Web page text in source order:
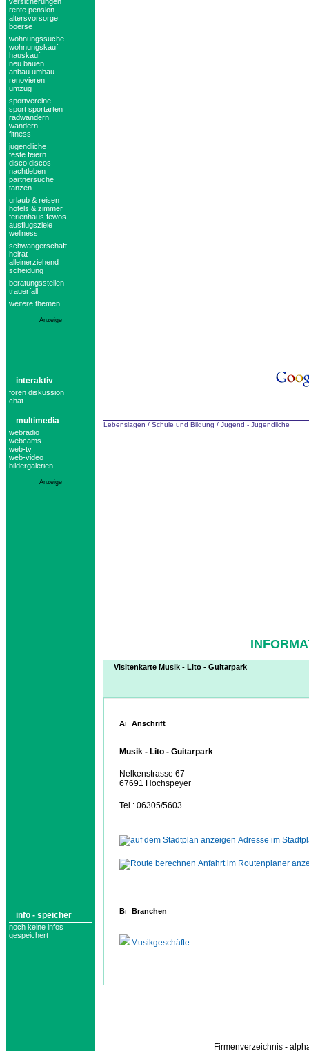
rente pension
altersvorsorge
boerse
wohnungssuche
wohnungskauf
hauskauf
neu bauen
anbau umbau
renovieren
umzug
sportvereine
sport sportarten
radwandern
wandern
fitness
jugendliche
feste feiern
disco discos
nachtleben
partnersuche
tanzen
urlaub & reisen
hotels & zimmer
ferienhaus fewos
ausflugsziele
wellness
schwangerschaft
heirat
alleinerziehend
scheidung
beratungsstellen
trauerfall
weitere themen
Anzeige
interaktiv
foren diskussion
chat
multimedia
webradio
webcams
web-tv
web-video
bildergalerien
Anzeige
info - speicher
noch keine infos
gespeichert
Lebenslagen / Schule und Bildung / Jugend - Jugendliche
Visitenkarte Musik - Lito - Guitarpark
Anschrift
Musik - Lito - Guitarpark
Nelkenstrasse 67
67691 Hochspeyer
Tel.: 06305/5603
Adresse im
Anfahrt im Routenplaner
Branchen
Musikgeschäfte
Firmenverzeichnis -